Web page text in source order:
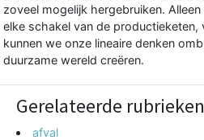
zoveel mogelijk hergebruiken.
elke schakel van de
kunnen we onze lineaire denken
duurzame wereld creëren.
Gerelateerde rubrieken
afval